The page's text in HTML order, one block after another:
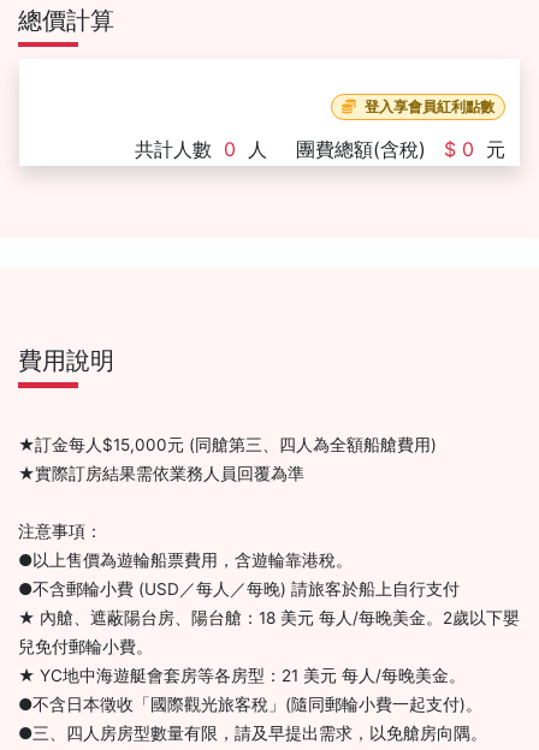
總價計算
登入享會員紅利點數
共計人數 0 人 團費總額(含稅) $ 0 元
費用說明
★訂金每人$15,000元 (同艙第三、四人為全額船艙費用)
★實際訂房結果需依業務人員回覆為準
注意事項：
●以上售價為遊輪船票費用，含遊輪靠港稅。
●不含郵輪小費 (USD／每人／每晚) 請旅客於船上自行支付
★ 內艙、遮蔽陽台房、陽台艙：18 美元 每人/每晚美金。2歲以下嬰
兒免付郵輪小費。
★ YC地中海遊艇會套房等各房型：21 美元 每人/每晚美金。
●不含日本徵收「國際觀光旅客稅」(隨同郵輪小費一起支付)。
●三、四人房房型數量有限，請及早提出需求，以免艙房向隅。